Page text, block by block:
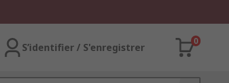
S’identifier / S'enregistrer
0